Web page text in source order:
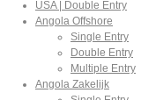
USA | Double Entry
Angola Offshore
Single Entry
Double Entry
Multiple Entry
Angola Zakelijk